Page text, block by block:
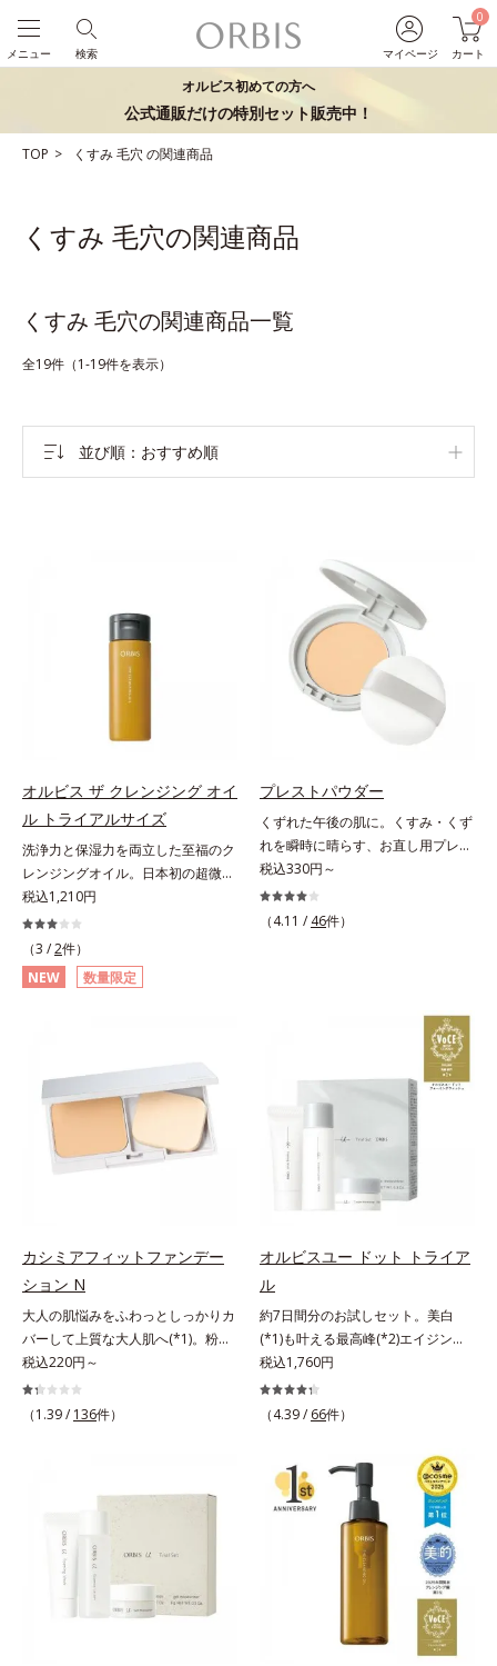
マイページ
0
カート
検索
メニュー
オルビス初めての方へ
公式通販だけの特別セット販売中！
TOP くすみ毛穴 の関連商品
くすみ 毛穴の関連商品
くすみ 毛穴の関連商品一覧
全19件（1-19件を表示）
並び順 おすすめ順
オルビス ザ クレンジング オイ
ル トライアルサイズ
洗浄力と保湿力を両立した至福のク
レンジングオイル。日本初の超微粒
子技術(*1)が毛穴奥の微細な汚れに
アプローチ。圧倒的な洗浄力と毛穴
悩みに着目したクレンジングオイル
のトライアルサイズです。日本初・
超微粒子技術(*1)で、さっと塗り広
かつてないクレンジング(*2)をご用
意しました。ポーラ化成は独自の先
端研究により、ナノバブルよりも小
さい超微粒子(*3)をクレンジングに
搭載することに成功。毛穴よりはる
これにより、洗い流した瞬間に汚れ
が肌に再付着することを防止し、細
かい毛穴汚れをごっそりするん！角
栓溶解オイル(*4)が詰まりや黒ずみ
も溶かして、毛穴の目立ちにくいす
べすべ肌に洗い上げます。大人肌の
ためのくすみ(*5)を晴らすアプロー
しくなる晴れやかな肌に導きます。
*1 ポーラ化成独自の（Ｃ１２－２
０）アルキルグルコシド（保湿）で
形成するミセルから、汚れをはね返
す水の膜をつくる技術が日本初
（2024年12月時点、J－GLOBALに
税込1,210円
（3 /2件）
NEW
数量限定
プレストパウダー
くずれた午後の肌に。くすみ・くず
れを瞬時に晴らす、お直し用プレス
トパウダー。くすみ・くずれを瞬時
に晴らす、お直し用のプレストパウ
ダーです。朝のメイクから時間が経
ションのすき間にフィットし、凹凸
や毛穴をフラットに整えます。また
お直しと同時にうるおいを補給。さ
らに余分な皮脂を吸着して、水分と
皮脂のバランスをコントロールし、
メイクがくずれにくい肌へ。“立て
直す”ことにこだわった設計で、メ
イクがくずれた肌にすんなりなじ
パウダー、どんなファンデーション
の上に重ねてもOK。携帯に便利な
コンパクトタイプです。
税込330円～
（4.11 / 46件）
カシミアフィットファンデー
ション N
大人の肌悩みをふわっとしっかりカ
バーして上質な大人肌へ(*1)。粉感
レスファンデーション。大人の肌悩
みをふわっとしっかりカバーして、
上質な肌(*1)を演出するパウダーフ
ー力と艶を実現するパウダー・ムラ
ー・自然な血色感をプラスする(*1)
パウダー）を配合。さらに体温でと
ろける保湿成分で粉体をコーティン
グ、スフレ状にする製法と美容液成
税込220円～
（1.39 / 136件）
オルビスユー ドット トライア
ル
約7日間分のお試しセット。美白
(*1)も叶える最高峰(*2)エイジング
ケア(*3)。ハリも透明感(*4)も結果
主義。年齢サイン(*5)の因子に着目
した肌科学エイジングケア(*3)シリ
ズは、年齢による肌悩み一つ一つを
対処するのではなく、肌で起きてい
ることの根本原因に着目。加齢とと
もに現れる年齢サイン(*5)について
研究を進めたところ、弾力感のない
状態である「ハリのなさ」や、くす
み(*6)などが現れている状態である
「透明感のなさ」が現れることで大
人の肌印象に大きな影響を与えてい
税込1,760円
（4.39 / 66件）